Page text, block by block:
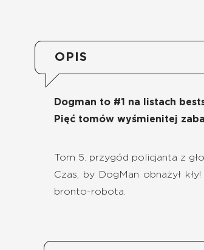
OPIS
Dogman to #1 na listach
Pięć tomów wyśmienitej
Tom 5. przygód policjanta z
Czas, by DogMan obnażył
bronto-robota.